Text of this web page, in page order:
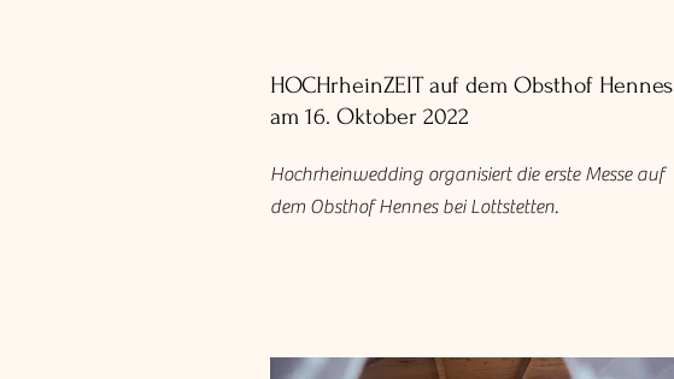
HOCHrheinZEIT auf dem Obsthof Hennes
am 16. Oktober 2022
Hochrheinwedding organisiert die erste Messe auf
dem Obsthof Hennes bei Lottstetten.